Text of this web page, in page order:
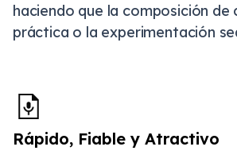
haciendo que la composición de
práctica o la experimentación
Rápido, Fiable y Atractivo